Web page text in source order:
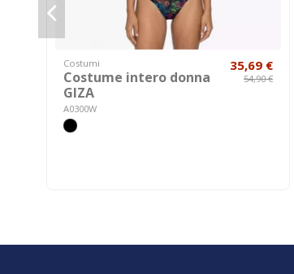
Costumi
Costume intero donna
GIZA
A0300W
35,69 €
54,90 €